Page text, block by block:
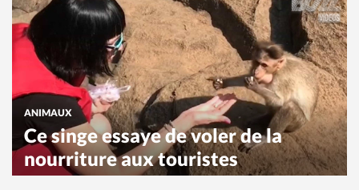
ANIMAUX
Ce singe essaye de voler de la
nourriture aux touristes